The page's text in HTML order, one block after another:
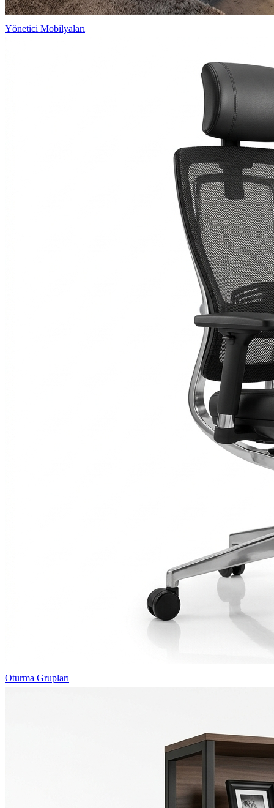
Yönetici Mobilyaları
Oturma Grupları